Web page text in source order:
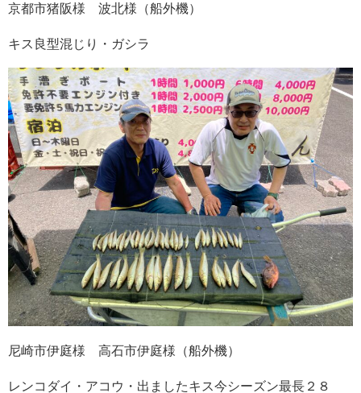
京都市猪阪様 波北様（船外機）
キス良型混じり・ガシラ
尼崎市伊庭様 高石市伊庭様（船外機）
レンコダイ・アコウ・出ましたキス今シーズン最長２８